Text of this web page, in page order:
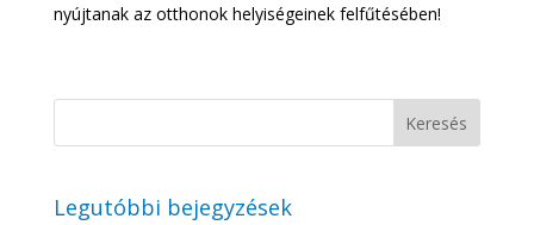
nyújtanak az otthonok helyiségeinek felfűtésében!
Legutóbbi bejegyzések